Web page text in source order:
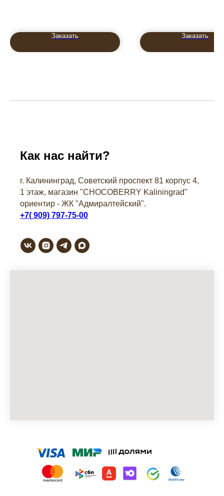
Заказать Заказать
Как нас найти?
г. Калининград, Советский проспект 81 корпус 4,
1 этаж, магазин "СHOCOBERRY Kaliningrad"
ориентир - ЖК "Адмиралтейский".
+7( 909) 797-75-00